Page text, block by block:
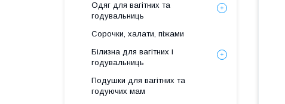
Одяг для вагітних та
годувальниць
Сорочки, халати, піжами
Білизна для вагітних і
годувальниць
Подушки для вагітних та
годуючих мам